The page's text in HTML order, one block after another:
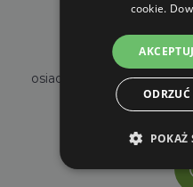
osiadamy własny
stanie mamy
cookie.
ODRZUĆ
POKAŻ